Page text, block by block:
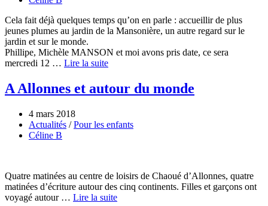
Cela fait déjà quelques temps qu’on en parle : accueillir de plus
jeunes plumes au jardin de la Mansonière, un autre regard sur le
jardin et sur le monde.
Phillipe, Michèle MANSON et moi avons pris date, ce sera
mercredi 12 … Lire la suite
A Allonnes et autour du monde
4 mars 2018
Actualités /Pour les enfants
Céline B
Quatre matinées au centre de loisirs de Chaoué d’Allonnes, quatre
matinées d’écriture autour des cinq continents. Filles et garçons ont
voyagé autour … Lire la suite